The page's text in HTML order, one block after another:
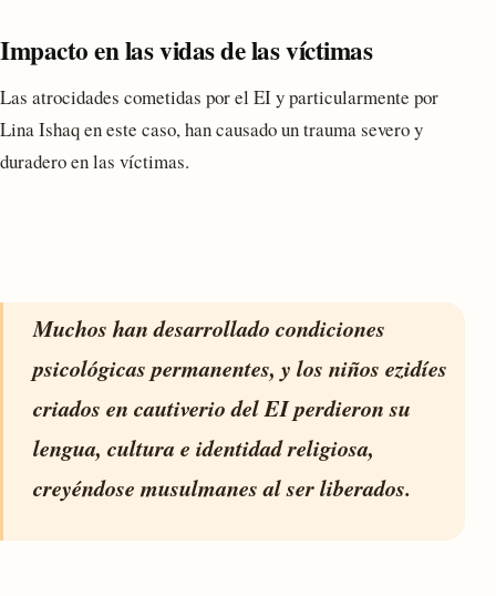
Impacto en las vidas de las víctimas
Las atrocidades cometidas por el EI y particularmente por
Lina Ishaq en este caso, han causado un trauma severo y
duradero en las víctimas.
Muchos han desarrollado condiciones
psicológicas permanentes, y los niños ezidíes
criados en cautiverio del EI perdieron su
lengua, cultura e identidad religiosa,
creyéndose musulmanes al ser liberados.